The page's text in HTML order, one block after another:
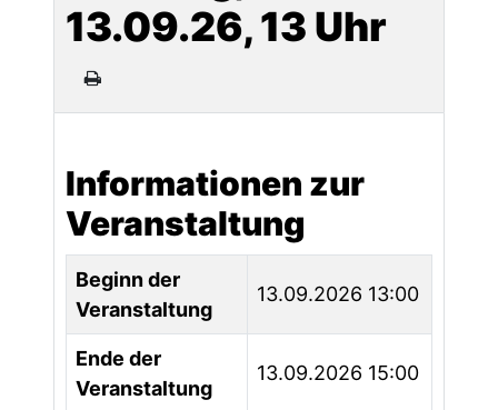
13.09.26, 13 Uhr
Informationen zur
Veranstaltung
Beginn der
Veranstaltung
13.09.2026 13:00
Ende der
Veranstaltung
13.09.2026 15:00